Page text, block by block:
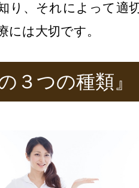
り、それによって適
には大切です。
３つの種類』